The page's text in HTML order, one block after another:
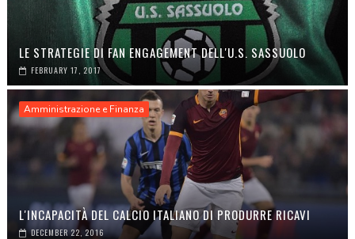
LE STRATEGIE DI FAN ENGAGEMENT DELL'U.S. SASSUOLO
FEBRUARY 17, 2017
Amministrazione e Finanza
L'INCAPACITÀ DEL CALCIO ITALIANO DI PRODURRE RICAVI
DECEMBER 22, 2016